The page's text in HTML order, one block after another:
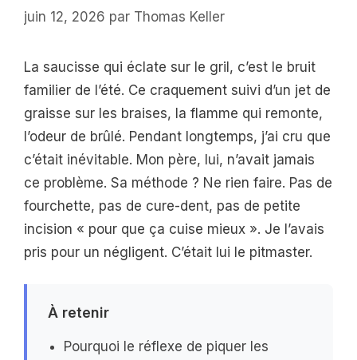
juin 12, 2026 par Thomas Keller
La saucisse qui éclate sur le gril, c’est le bruit
familier de l’été. Ce craquement suivi d’un jet de
graisse sur les braises, la flamme qui remonte,
l’odeur de brûlé. Pendant longtemps, j’ai cru que
c’était inévitable. Mon père, lui, n’avait jamais
ce problème. Sa méthode ? Ne rien faire. Pas de
fourchette, pas de cure-dent, pas de petite
incision « pour que ça cuise mieux ». Je l’avais
pris pour un négligent. C’était lui le pitmaster.
À retenir
Pourquoi le réflexe de piquer les